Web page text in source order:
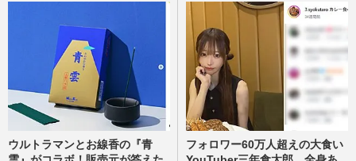
ウルトラマンとお線香の『青
フォロワー60万人超えの大食い